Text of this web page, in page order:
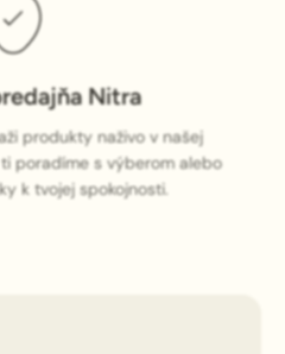
Nitra
produkty naživo v našej
poradíme s výberom alebo
k tvojej spokojnosti.